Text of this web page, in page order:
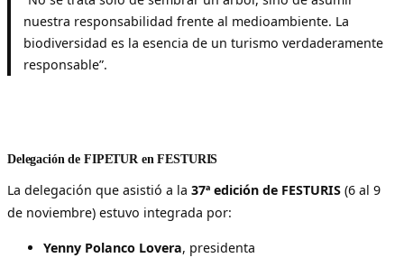
nuestra responsabilidad frente al medioambiente. La
biodiversidad es la esencia de un turismo verdaderamente
responsable”.
Delegación de FIPETUR en FESTURIS
La delegación que asistió a la 37ª edición de FESTURIS (6 al 9
de noviembre) estuvo integrada por:
Yenny Polanco Lovera, presidenta